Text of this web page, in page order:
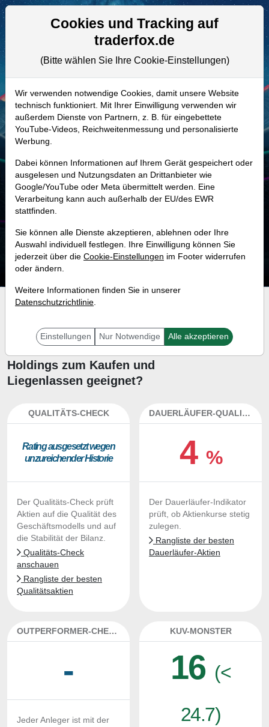
Aktien- und Artikelsuche
A411WA | VF4–Karman Holdings
Aktie
Realtime-Aktienkurs:
- - -
-
Marktkapitalisierung 7,72 Mrd. USD
Unternehmenswert
Umsatz 471,50 Mio. USD
Investment-Check:
Kaufempfehlung?
Ist die Aktie von Karman
Holdings zum Kaufen und
Liegenlassen geeignet?
QUALITÄTS-CHECK
Ra­ting aus­ge­setzt we­gen
un­zu­rei­chen­der His­to­rie
Der Qualitäts-Check prüft
Aktien auf die Qualität des
Geschäftsmodells und auf
die Stabilität der Bilanz.
Qualitäts-Check
anschauen
Rangliste der besten
Qualitätsaktien
DAUERLÄUFER-QUALITÄTEN
4 %
Der Dauerläufer-Indikator
prüft, ob Aktienkurse stetig
zulegen.
Rangliste der besten
Dauerläufer-Aktien
OUTPERFORMER-CHECK
-
Jeder Anleger ist mit der
KUV-MONSTER
16 (<
24.7)
Cookies und Tracking auf
traderfox.de
(Bitte wählen Sie Ihre Cookie-Einstellungen)
Wir verwenden notwendige Cookies, damit unsere Website
technisch funktioniert. Mit Ihrer Einwilligung verwenden wir
außerdem Dienste von Partnern, z. B. für eingebettete
YouTube-Videos, Reichweitenmessung und personalisierte
Werbung.
Dabei können Informationen auf Ihrem Gerät gespeichert oder
ausgelesen und Nutzungsdaten an Drittanbieter wie
Google/YouTube oder Meta übermittelt werden. Eine
Verarbeitung kann auch außerhalb der EU/des EWR
stattfinden.
Sie können alle Dienste akzeptieren, ablehnen oder Ihre
Auswahl individuell festlegen. Ihre Einwilligung können Sie
jederzeit über die Cookie-Einstellungen im Footer widerrufen
oder ändern.
Weitere Informationen finden Sie in unserer
Datenschutzrichtlinie.
Einstellungen Nur Notwendige Alle akzeptieren